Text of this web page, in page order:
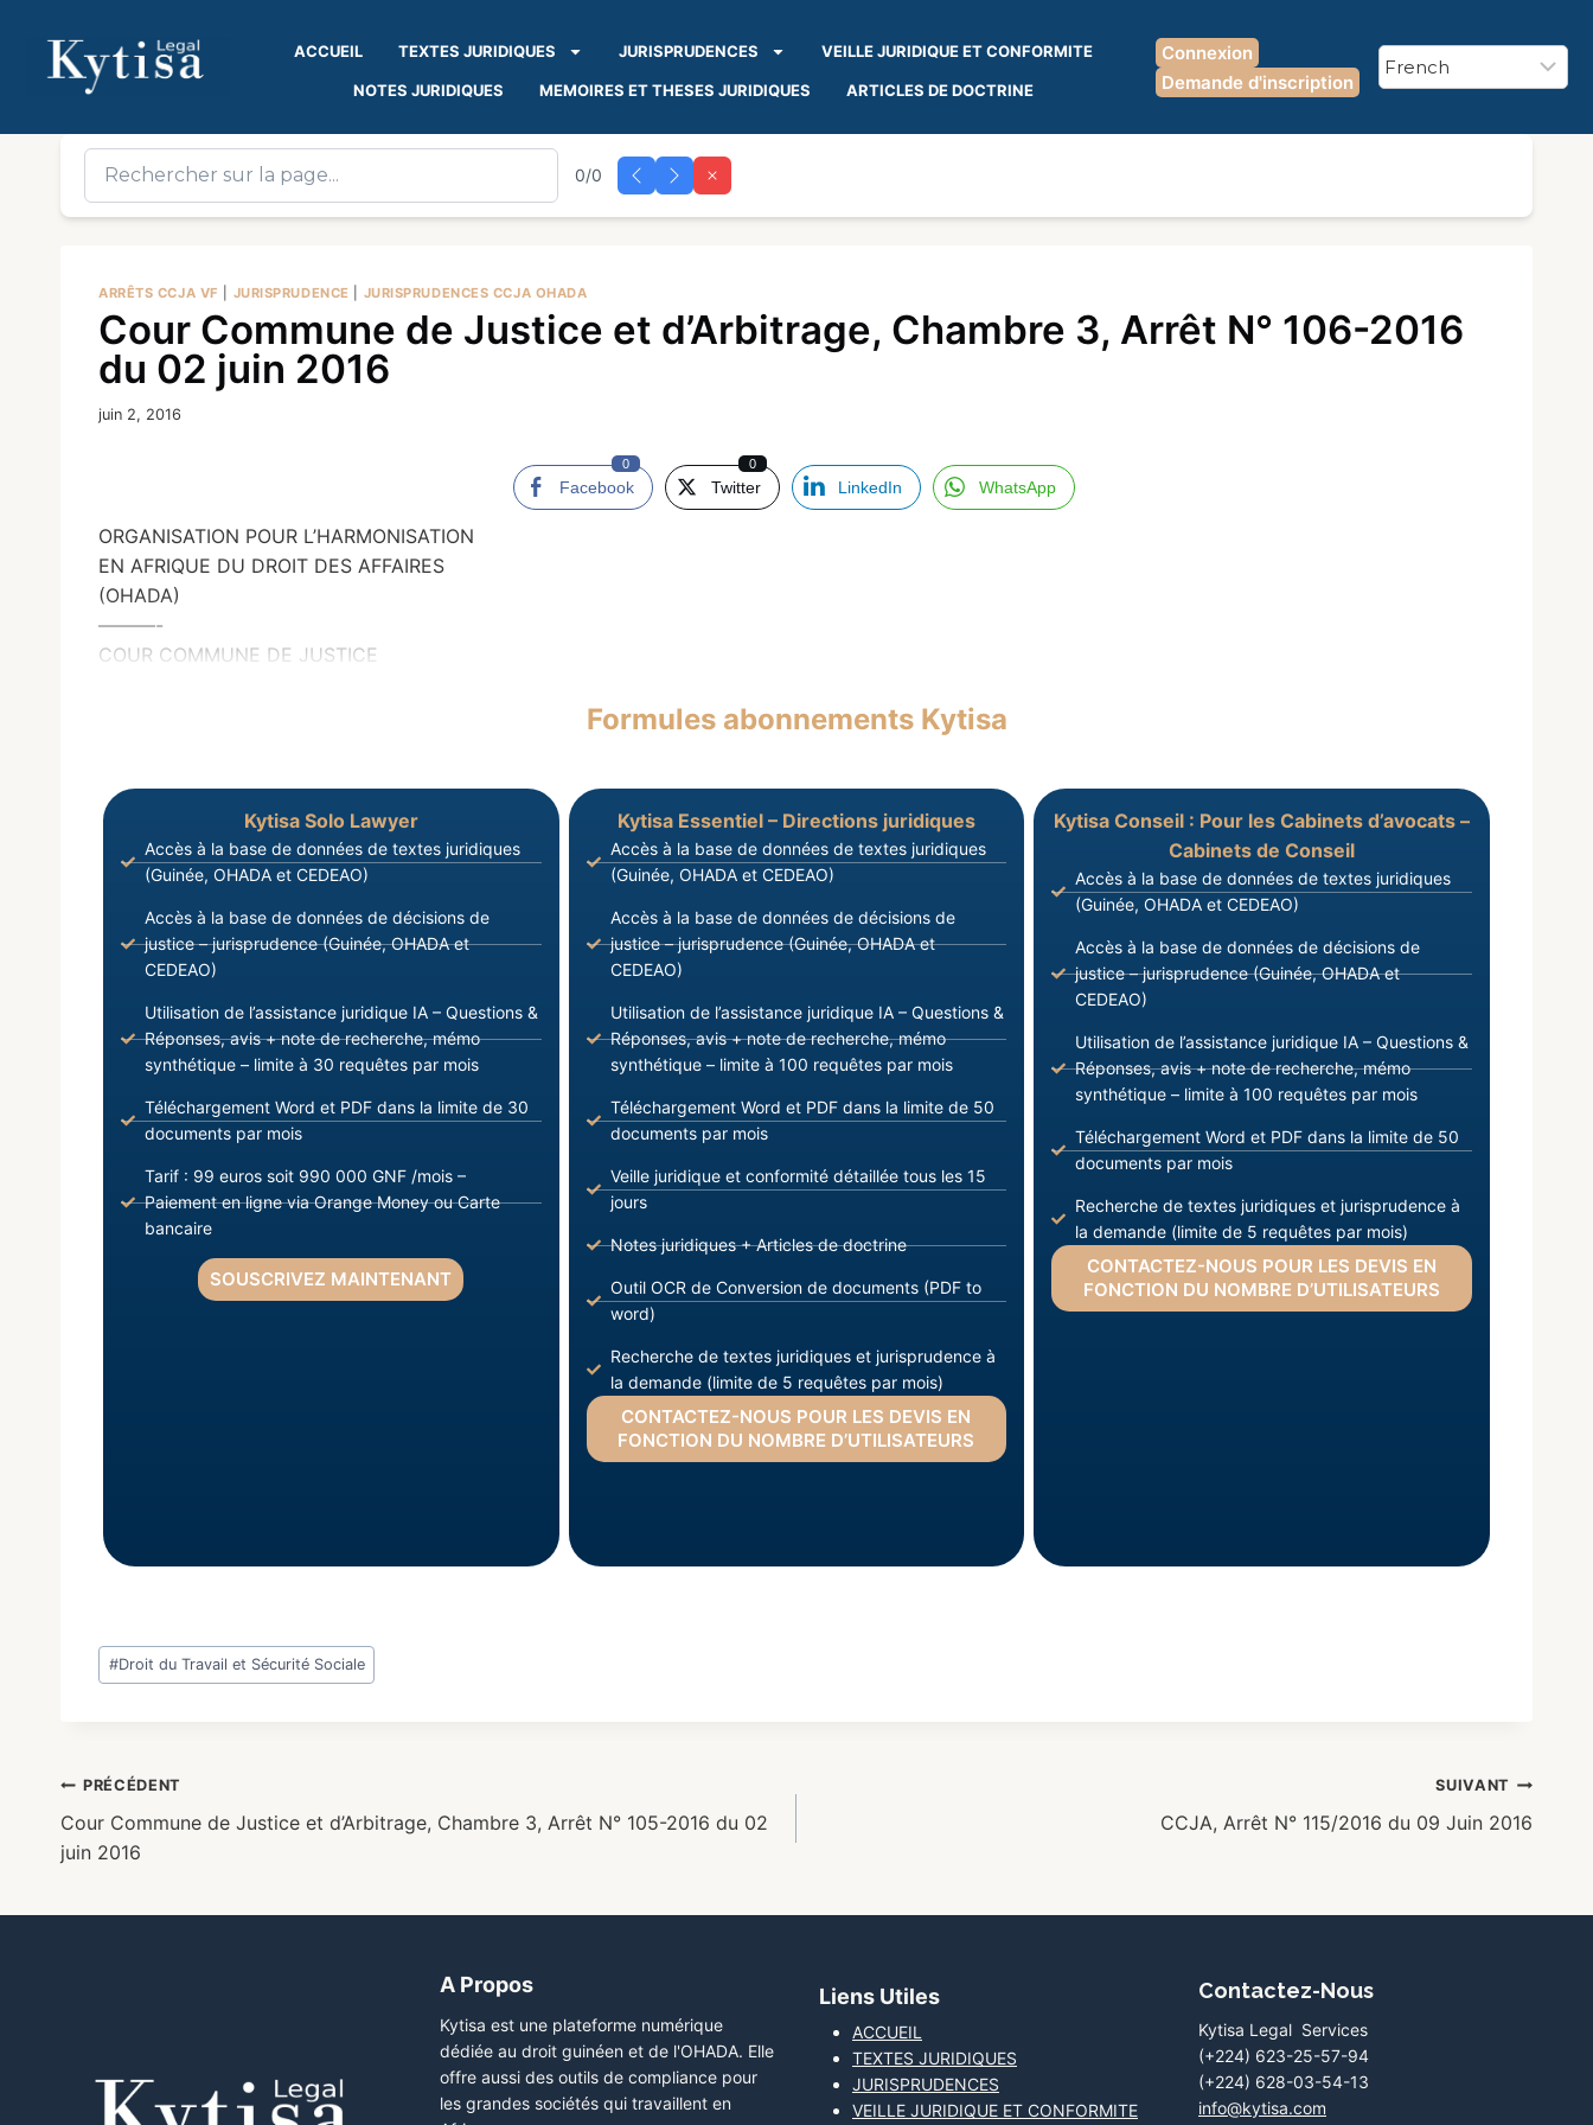
ACCUEIL TEXTES JURIDIQUES JURISPRUDENCES VEILLE JURIDIQUE ET CONFORMITE
NOTES JURIDIQUES MEMOIRES ET THESES JURIDIQUES ARTICLES DE DOCTRINE
Connexion
Demande d'inscription
0/0
ARRÊTS CCJA VF JURISPRUDENCE JURISPRUDENCES CCJA OHADA
Cour Commune de Justice et d’Arbitrage, Chambre 3, Arrêt N° 106-2016
du 02 juin 2016
juin 2, 2016
Facebook
0
Twitter
0
LinkedIn WhatsApp
ORGANISATION POUR L’HARMONISATION
EN AFRIQUE DU DROIT DES AFFAIRES
(OHADA)
———-
COUR COMMUNE DE JUSTICE
Formules abonnements Kytisa
Kytisa Solo Lawyer
Accès à la base de données de textes juridiques
(Guinée, OHADA et CEDEAO)
Accès à la base de données de décisions de
justice – jurisprudence (Guinée, OHADA et
CEDEAO)
Utilisation de l’assistance juridique IA – Questions &
Réponses, avis + note de recherche, mémo
synthétique – limite à 30 requêtes par mois
Téléchargement Word et PDF dans la limite de 30
documents par mois
Tarif : 99 euros soit 990 000 GNF /mois –
Paiement en ligne via Orange Money ou Carte
bancaire
SOUSCRIVEZ MAINTENANT
Kytisa Essentiel – Directions juridiques
Accès à la base de données de textes juridiques
(Guinée, OHADA et CEDEAO)
Accès à la base de données de décisions de
justice – jurisprudence (Guinée, OHADA et
CEDEAO)
Utilisation de l’assistance juridique IA – Questions &
Réponses, avis + note de recherche, mémo
synthétique – limite à 100 requêtes par mois
Téléchargement Word et PDF dans la limite de 50
documents par mois
Veille juridique et conformité détaillée tous les 15
jours
Notes juridiques + Articles de doctrine
Outil OCR de Conversion de documents (PDF to
word)
Recherche de textes juridiques et jurisprudence à
la demande (limite de 5 requêtes par mois)
CONTACTEZ-NOUS POUR LES DEVIS EN
FONCTION DU NOMBRE D’UTILISATEURS
Kytisa Conseil : Pour les Cabinets d’avocats –
Cabinets de Conseil
Accès à la base de données de textes juridiques
(Guinée, OHADA et CEDEAO)
Accès à la base de données de décisions de
justice – jurisprudence (Guinée, OHADA et
CEDEAO)
Utilisation de l’assistance juridique IA – Questions &
Réponses, avis + note de recherche, mémo
synthétique – limite à 100 requêtes par mois
Téléchargement Word et PDF dans la limite de 50
documents par mois
Recherche de textes juridiques et jurisprudence à
la demande (limite de 5 requêtes par mois)
CONTACTEZ-NOUS POUR LES DEVIS EN
FONCTION DU NOMBRE D’UTILISATEURS
#Droit du Travail et Sécurité Sociale
PRÉCÉDENT
Cour Commune de Justice et d’Arbitrage, Chambre 3, Arrêt N° 105-2016 du 02
juin 2016
SUIVANT
CCJA, Arrêt N° 115/2016 du 09 Juin 2016
A Propos
Kytisa est une plateforme numérique
dédiée au droit guinéen et de l'OHADA. Elle
offre aussi des outils de compliance pour
les grandes sociétés qui travaillent en
Liens Utiles
ACCUEIL
TEXTES JURIDIQUES
JURISPRUDENCES
VEILLE JURIDIQUE ET CONFORMITE
Contactez-Nous
Kytisa Legal Services
(+224) 623-25-57-94
(+224) 628-03-54-13
info@kytisa.com